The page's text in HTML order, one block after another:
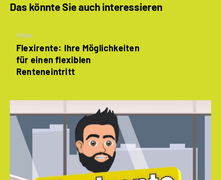
Das könnte Sie auch interessieren
Video
Flexirente: Ihre Möglichkeiten
für einen flexiblen
Renteneintritt